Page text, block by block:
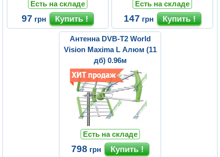
Есть на складе
97 грн
Есть на складе
147 грн
Антенна DVB-T2 World
Vision Maxima L Алюм (11
дб) 0.96м
Есть на складе
798 грн